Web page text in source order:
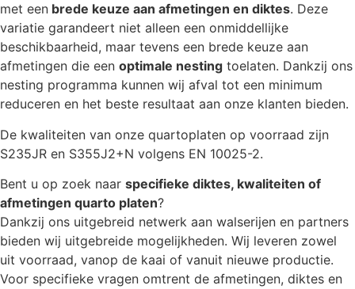
met een brede keuze aan afmetingen en diktes. Deze
variatie garandeert niet alleen een onmiddellijke
beschikbaarheid, maar tevens een brede keuze aan
afmetingen die een optimale nesting toelaten. Dankzij ons
nesting programma kunnen wij afval tot een minimum
reduceren en het beste resultaat aan onze klanten bieden.
De kwaliteiten van onze quartoplaten op voorraad zijn
S235JR en S355J2+N volgens EN 10025-2.
Bent u op zoek naar specifieke diktes, kwaliteiten of
afmetingen quarto platen?
Dankzij ons uitgebreid netwerk aan walserijen en partners
bieden wij uitgebreide mogelijkheden. Wij leveren zowel
uit voorraad, vanop de kaai of vanuit nieuwe productie.
Voor specifieke vragen omtrent de afmetingen, diktes en